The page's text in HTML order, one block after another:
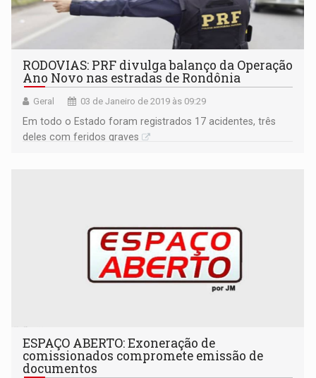
RODOVIAS: PRF divulga balanço da Operação
Ano Novo nas estradas de Rondônia
Geral 03 de Janeiro de 2019 às 09:29
Em todo o Estado foram registrados 17 acidentes, três
deles com feridos graves
ESPAÇO ABERTO: Exoneração de
comissionados compromete emissão de
documentos